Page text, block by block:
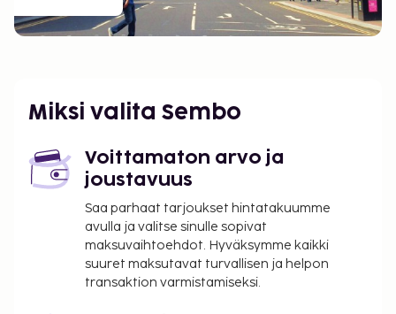
Miksi valita Sembo
Voittamaton arvo ja
joustavuus
Saa parhaat tarjoukset hintatakuumme
avulla ja valitse sinulle sopivat
maksuvaihtoehdot. Hyväksymme kaikki
suuret maksutavat turvallisen ja helpon
transaktion varmistamiseksi.